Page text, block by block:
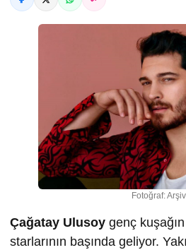
Fotoğraf: Arşiv
Çağatay Ulusoy genç
starlarının başında geliyor.